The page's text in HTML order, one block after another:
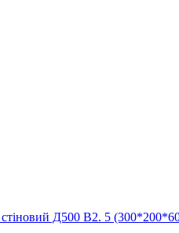
Д500 В2. 5